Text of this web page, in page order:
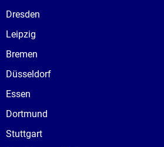
Dresden
Leipzig
Bremen
Düsseldorf
Essen
Dortmund
Stuttgart